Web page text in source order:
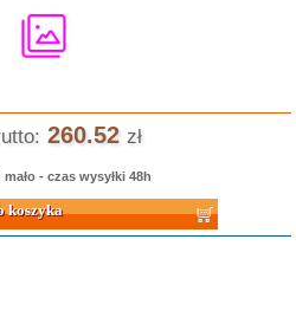
260.52 zł
- czas wysyłki 48h